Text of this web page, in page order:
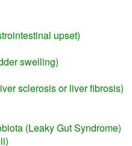
upset)
swelling)
sclerosis or liver fibrosis)
(Leaky Gut Syndrome)